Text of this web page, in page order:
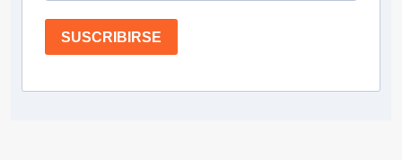
SUSCRIBIRSE